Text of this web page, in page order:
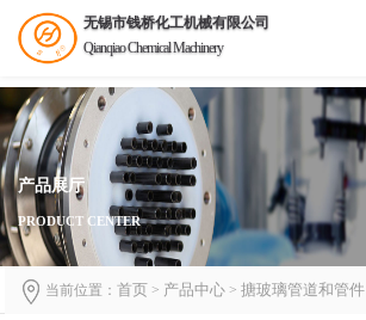
无锡市钱桥化工机械有限公司
Qianqiao Chemical Machinery
产品展厅
PRODUCT CENTER
当前位置：首页 > 产品中心 >搪玻璃管道和管件